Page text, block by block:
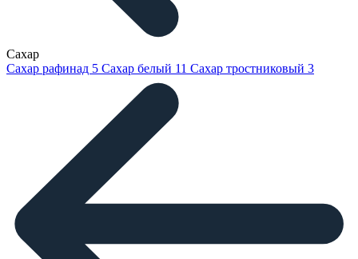
Сахар
Сахар рафинад 5 Сахар белый 11 Сахар тростниковый 3